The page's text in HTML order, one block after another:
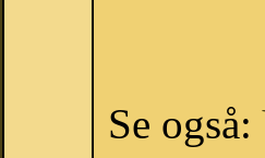
Se også: